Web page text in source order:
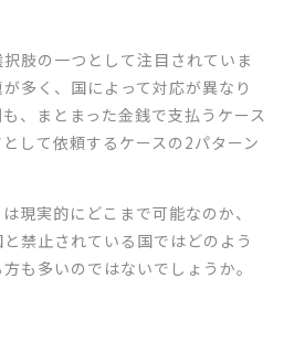
肢の一つとして注目されていま
多く、国によって対応が異なり
、まとまった金銭で支払うケース
して依頼するケースの2パターン
現実的にどこまで可能なのか、
禁止されている国ではどのよう
も多いのではないでしょうか。